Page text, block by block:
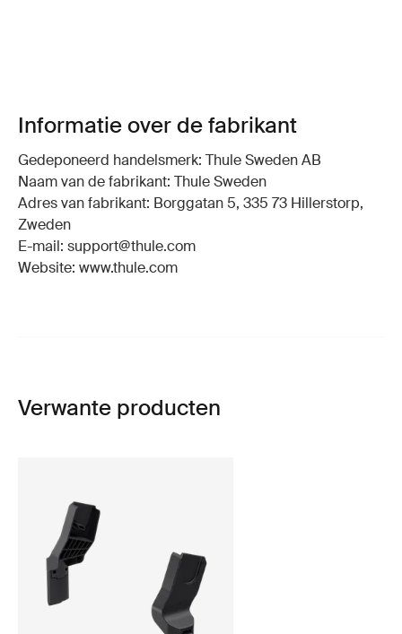
Informatie over de fabrikant
Gedeponeerd handelsmerk: Thule Sweden AB
Naam van de fabrikant: Thule Sweden
Adres van fabrikant: Borggatan 5, 335 73 Hillerstorp,
Zweden
E-mail: support@thule.com
Website: www.thule.com
Verwante producten